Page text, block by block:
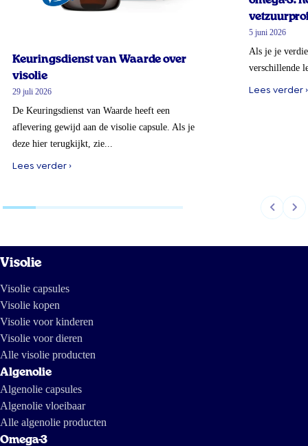
Keuringsdienst van Waarde over
visolie
29 juli 2026
De Keuringsdienst van Waarde heeft een
aflevering gewijd aan de visolie capsule. Als je
deze hier terugkijkt, zie...
Lees verder ›
5 juni 2026
Als je je
verschillende
Lees verder ›
Visolie
Visolie capsules
Visolie kopen
Visolie voor kinderen
Visolie voor dieren
Alle visolie producten
Algenolie
Algenolie capsules
Algenolie vloeibaar
Alle algenolie producten
Omega-3